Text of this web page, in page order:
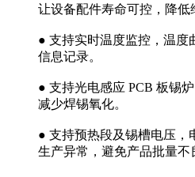
让设备配件寿命可控，降低
● 支持实时温度监控，温度
信息记录。
● 支持光电感应 PCB 板锡
减少焊锡氧化。
● 支持预热段及锡槽电压，
生产异常，避免产品批量不